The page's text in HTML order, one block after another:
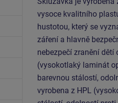
vysoce kvalitního
hustotou, který se
záření a hlavně
nebezpečí zranění
(vysokotlaký laminát
barevnou stálostí,
vyrobena z HPL